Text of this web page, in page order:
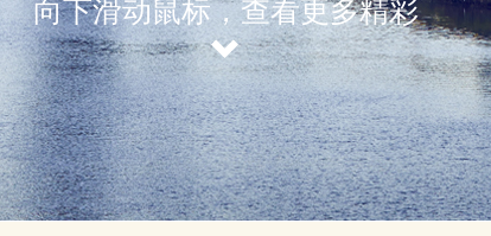
向下滑动鼠标， 查看更多精彩